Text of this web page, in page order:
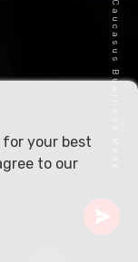
for your best
to our